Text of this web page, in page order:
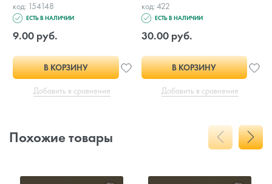
код: 154148
ЕСТЬ В НАЛИЧИИ
9.00 руб.
В КОРЗИНУ
Добавить в сравнение
код: 422
ЕСТЬ В НАЛИЧИИ
30.00 руб.
В КОРЗИНУ
Добавить в сравнение
Похожие товары